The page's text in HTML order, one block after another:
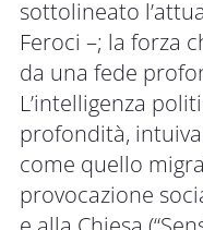
sottolineato
Feroci –; la forza
da una fede
L’intelligenza
profondità,
come quello
provocazione